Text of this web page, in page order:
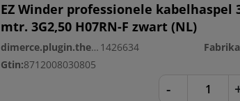
EZ Winder professionele kabelhaspel
mtr. 3G2,50 H07RN-F zwart (NL)
dimerce.plugin.theme.productnr: 1426634
Gtin:8712008030805
-